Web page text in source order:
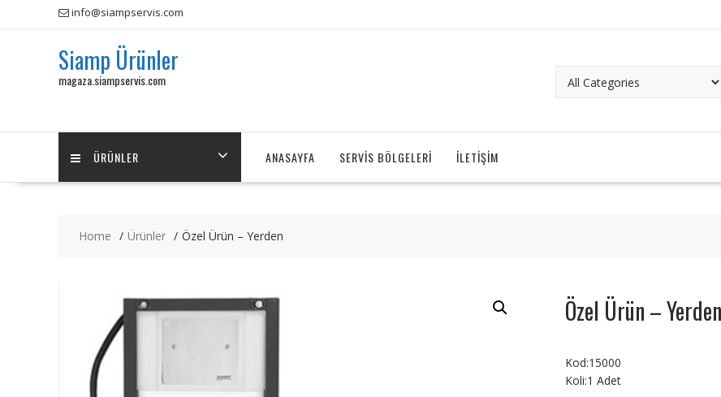
info@siampservis.com
Siamp Ürünler
magaza.siampservis.com
ÜRÜNLER ANASAYFA SERVIS BÖLGELERI İLETIŞIM
Home Ürünler Özel Ürün – Yerden
Özel Ürün – Yerden
Kod:15000
Koli:1 Adet